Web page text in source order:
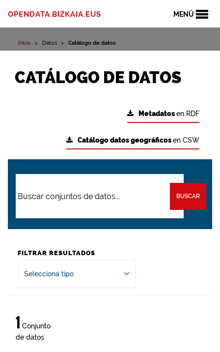
MENÚ
OPENDATA.BIZKAIA.EUS
Inicio Datos Catálogo de datos
CATÁLOGO DE DATOS
Metadatosen RDF
Catálogo datos geográficosen CSW
BUSCAR
FILTRAR RESULTADOS
Selecciona tipo
1 Conjunto
de datos